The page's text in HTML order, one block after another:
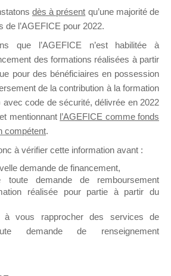
Groupe Public
il y a un mois
destiné aux Organismes de
répondre à l’Appel à
du Dirigeant.
possible de laisser un message
d’être
ce groupe
dès à présent qu’une majorité de
de l’AGEFICE pour 2022.
que l’AGEFICE n’est habilitée à
des formations réalisées à partir
pour des bénéficiaires en possession
de la contribution à la formation
avec code de sécurité, délivrée en 2022
mentionnant l’AGEFICE comme fonds
compétent.
à vérifier cette information avant :
demande de financement,
toute demande de remboursement
réalisée pour partie à partir du
à vous rapprocher des services de
demande de renseignement